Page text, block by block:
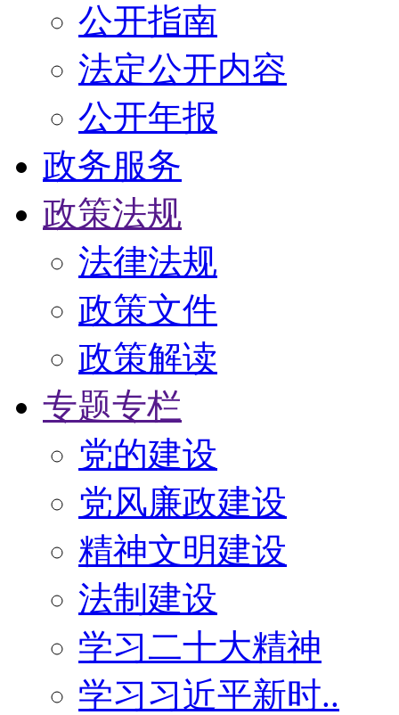
公开指南
法定公开内容
公开年报
政务服务
政策法规
法律法规
政策文件
政策解读
专题专栏
党的建设
党风廉政建设
精神文明建设
法制建设
学习二十大精神
学习习近平新时..